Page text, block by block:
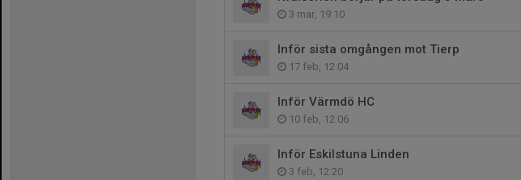
3 mar, 19:10
Inför sista omgången mot Tierp
17 feb, 12:04
Inför Värmdö HC
10 feb, 12:06
Inför Eskilstuna Linden
3 feb, 12:20